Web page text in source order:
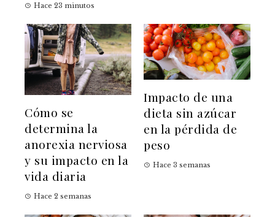
Hace 23 minutos
Cómo se
determina la
anorexia nerviosa
y su impacto en la
vida diaria
Hace 2 semanas
Impacto de una
dieta sin azúcar
en la pérdida de
peso
Hace 3 semanas